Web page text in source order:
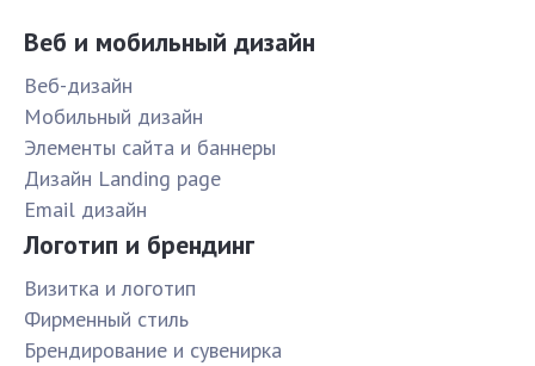
Веб и мобильный дизайн
Веб-дизайн
Мобильный дизайн
Элементы сайта и баннеры
Дизайн Landing page
Email дизайн
Логотип и брендинг
Визитка и логотип
Фирменный стиль
Брендирование и сувенирка